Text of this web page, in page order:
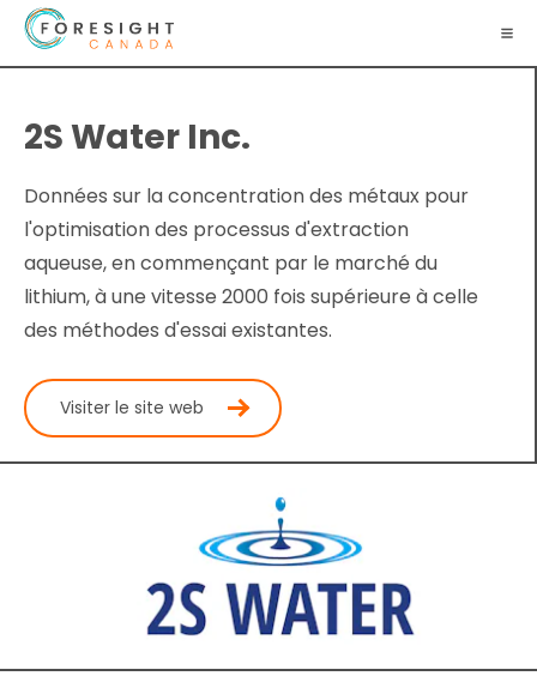
2S Water Inc.
Données sur la concentration des métaux pour
l'optimisation des processus d'extraction
aqueuse, en commençant par le marché du
lithium, à une vitesse 2000 fois supérieure à celle
des méthodes d'essai existantes.
Visiter le site web